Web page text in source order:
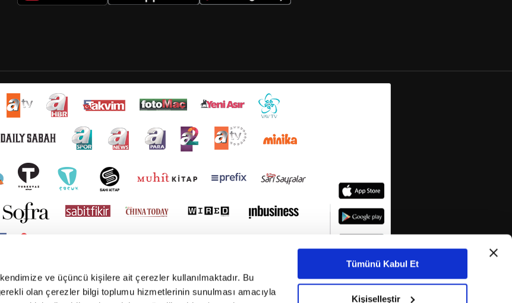
ve üçüncü kişilere ait çerezler kullanılmaktadır. Bu
olan çerezler bilgi toplumu hizmetlerinin sunulması amacıyla
Tümünü Kabul Et
Kişiselleştir